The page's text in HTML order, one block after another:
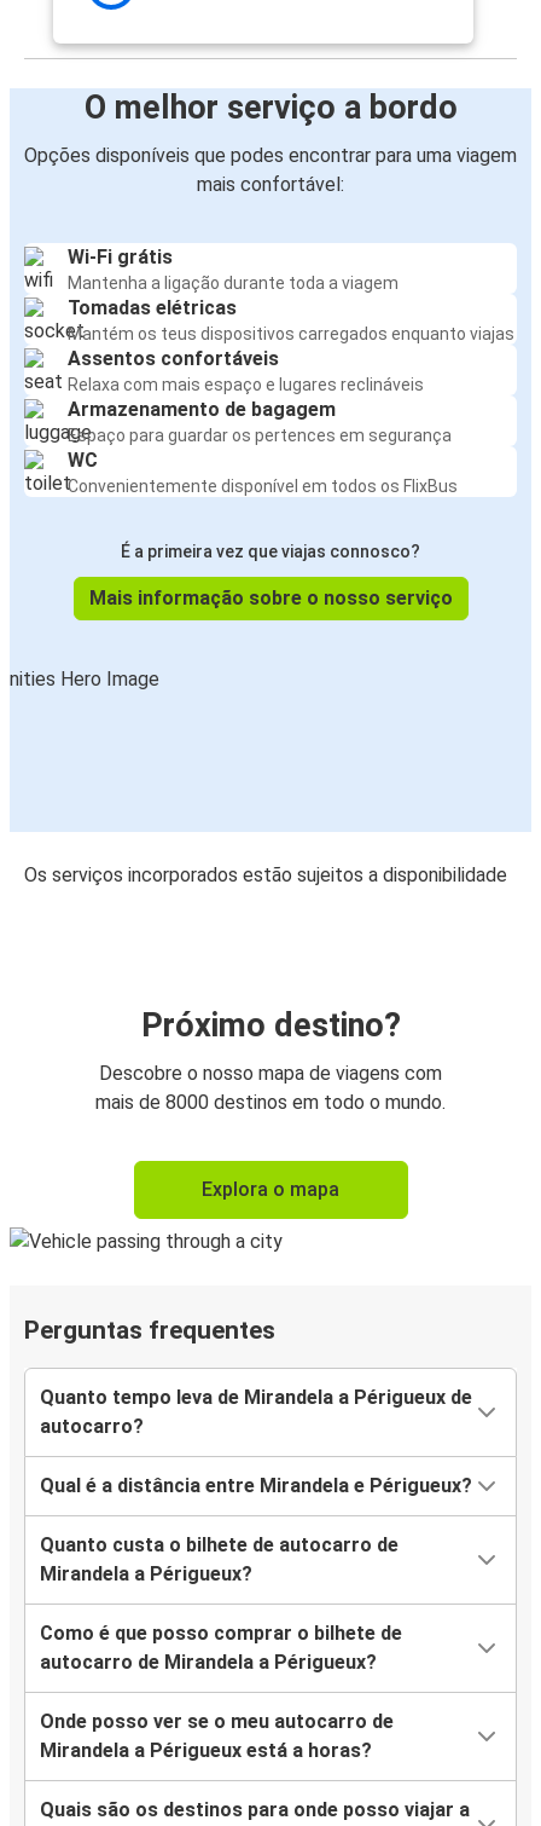
O melhor serviço a bordo
Opções disponíveis que podes encontrar para uma viagem
mais confortável:
Wi-Fi grátis
Mantenha a ligação durante toda a viagem
Tomadas elétricas
Mantém os teus dispositivos carregados enquanto viajas
Assentos confortáveis
Relaxa com mais espaço e lugares reclináveis
Armazenamento de bagagem
Espaço para guardar os pertences em segurança
WC
Convenientemente disponível em todos os FlixBus
É a primeira vez que viajas connosco?
Mais informação sobre o nosso serviço
Os serviços incorporados estão sujeitos a disponibilidade
Próximo destino?
Descobre o nosso mapa de viagens com
mais de 8000 destinos em todo o mundo.
Explora o mapa
Perguntas frequentes
Quanto tempo leva de Mirandela a Périgueux de
autocarro?
Qual é a distância entre Mirandela e Périgueux?
Quanto custa o bilhete de autocarro de
Mirandela a Périgueux?
Como é que posso comprar o bilhete de
autocarro de Mirandela a Périgueux?
Onde posso ver se o meu autocarro de
Mirandela a Périgueux está a horas?
Quais são os destinos para onde posso viajar a